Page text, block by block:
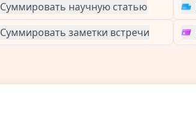
Суммировать научную статью
Суммировать заметки встречи